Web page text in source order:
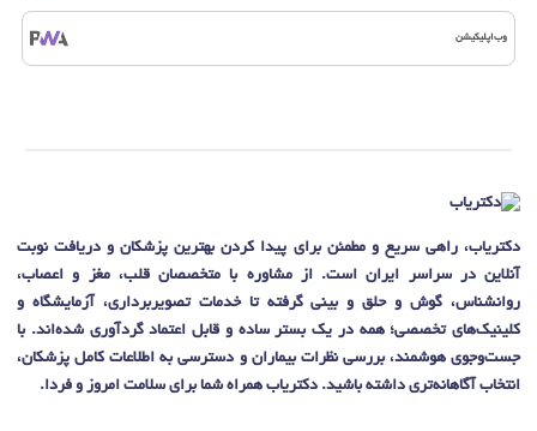
وب‌اپلیکیشن
دکتریاب، راهی سریع و مطمئن برای پیدا کردن بهترین پزشکان و دریافت نوبت
آنلاین در سراسر ایران است. از مشاوره با متخصصان قلب، مغز و اعصاب،
روانشناس، گوش و حلق و بینی گرفته تا خدمات تصویربرداری، آزمایشگاه و
کلینیک‌های تخصصی؛ همه در یک بستر ساده و قابل اعتماد گردآوری شده‌اند. با
جست‌وجوی هوشمند، بررسی نظرات بیماران و دسترسی به اطلاعات کامل پزشکان،
انتخاب آگاهانه‌تری داشته باشید. دکتریاب همراه شما برای سلامت امروز و فردا.